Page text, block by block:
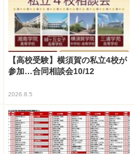
【高校受験】横須賀の私立4校が
参加…合同相談会10/12
2026.8.5